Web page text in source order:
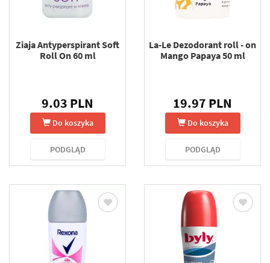
Ziaja Antyperspirant Soft
Roll On 60 ml
9.03 PLN
Do koszyka
PODGLĄD
La-Le Dezodorant roll - on
Mango Papaya 50 ml
19.97 PLN
Do koszyka
PODGLĄD